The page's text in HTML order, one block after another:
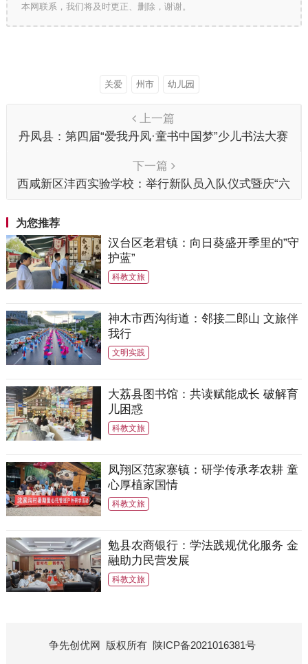
本网联系，我们将及时更正、删除，谢谢。
关爱 州市 幼儿园
上一篇
丹凤县：第四届“爱我丹凤·童书中国梦”少儿书法大赛
下一篇
西咸新区沣西实验学校：举行新队员入队仪式暨庆“六
为您推荐
汉台区老君镇：向日葵盛开季里的”守
护蓝”
科教文旅
神木市西沟街道：邻接二郎山 文旅伴
我行
文明实践
大荔县图书馆：共读赋能成长 破解育
儿困惑
科教文旅
凤翔区范家寨镇：研学传承孝农耕 童
心厚植家国情
科教文旅
勉县农商银行：学法践规优化服务 金
融助力民营发展
科教文旅
争先创优网 版权所有 陕ICP备2021016381号